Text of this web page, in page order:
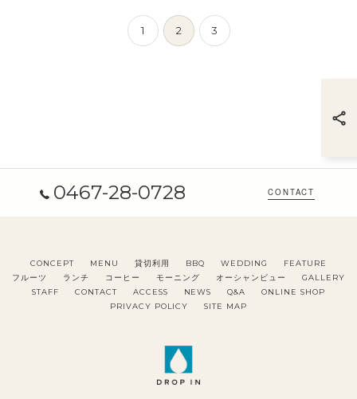
1 2 3
0467-28-0728 CONTACT
CONCEPT MENU 貸切利用 BBQ WEDDING
FEATURE
フルーツ
ランチ コーヒー モーニング オーシャンビュー
GALLERY
STAFF
CONTACT ACCESS NEWS Q&A
ONLINE SHOP
PRIVACY POLICY
SITE MAP